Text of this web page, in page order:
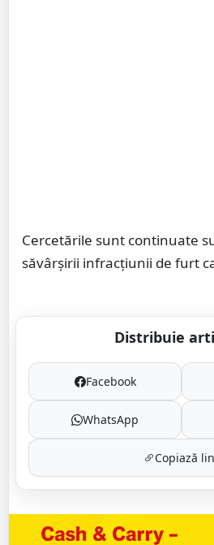
Cercetările sunt continuate
săvârșirii infracțiunii de furt
Distribuie
Facebook
WhatsApp
Copiază